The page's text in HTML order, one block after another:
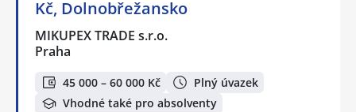
Kč, Dolnobřežansko
MIKUPEX TRADE s.r.o.
Praha
45 000 – 60 000 Kč
Plný úvazek
Vhodné také pro absolventy